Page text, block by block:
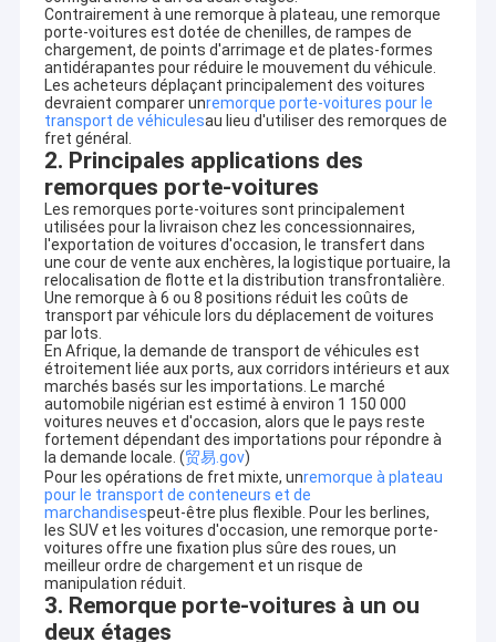
Contrairement à une remorque à plateau, une remorque
porte-voitures est dotée de chenilles, de rampes de
chargement, de points d'arrimage et de plates-formes
antidérapantes pour réduire le mouvement du véhicule.
Les acheteurs déplaçant principalement des voitures
devraient comparer unremorque porte-voitures pour le
transport de véhiculesau lieu d'utiliser des remorques de
fret général.
2. Principales applications des
remorques porte-voitures
Les remorques porte-voitures sont principalement
utilisées pour la livraison chez les concessionnaires,
l'exportation de voitures d'occasion, le transfert dans
une cour de vente aux enchères, la logistique portuaire, la
relocalisation de flotte et la distribution transfrontalière.
Une remorque à 6 ou 8 positions réduit les coûts de
transport par véhicule lors du déplacement de voitures
par lots.
En Afrique, la demande de transport de véhicules est
étroitement liée aux ports, aux corridors intérieurs et aux
marchés basés sur les importations. Le marché
automobile nigérian est estimé à environ 1 150 000
voitures neuves et d'occasion, alors que le pays reste
fortement dépendant des importations pour répondre à
la demande locale. (贸易.gov)
Pour les opérations de fret mixte, unremorque à plateau
pour le transport de conteneurs et de
marchandisespeut-être plus flexible. Pour les berlines,
les SUV et les voitures d'occasion, une remorque porte-
voitures offre une fixation plus sûre des roues, un
meilleur ordre de chargement et un risque de
manipulation réduit.
3. Remorque porte-voitures à un ou
deux étages